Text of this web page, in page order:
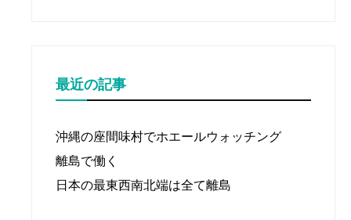
最近の記事
沖縄の座間味村でホエールウォッチング
離島で働く
日本の最東西南北端は全て離島